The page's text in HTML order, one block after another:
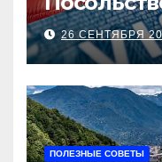
26 СЕНТЯБРЯ
ПОЛЕЗНЫЕ СОВЕТЫ